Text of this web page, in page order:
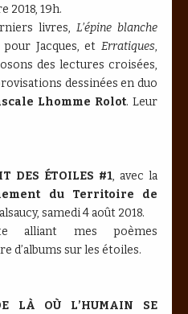
2018, 19h.
livres,L’épine blanche
Jacques, et Erratiques,
des lectures croisées,
dessinées en duo
Lhomme Rolot. Leur
DES ÉTOILES #1, avec la
du Territoire de
samedi 4 août 2018.
alliant mes poèmes
d’albums sur les étoiles.
LÀ OÙ L’HUMAIN SE